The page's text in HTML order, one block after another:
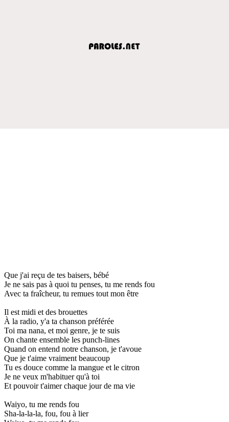
Que j'ai reçu de tes baisers, bébé
Je ne sais pas à quoi tu penses, tu me rends fou
Avec ta fraîcheur, tu remues tout mon être
Il est midi et des brouettes
À la radio, y'a ta chanson préférée
Toi ma nana, et moi genre, je te suis
On chante ensemble les punch-lines
Quand on entend notre chanson, je t'avoue
Que je t'aime vraiment beaucoup
Tu es douce comme la mangue et le citron
Je ne veux m'habituer qu'à toi
Et pouvoir t'aimer chaque jour de ma vie
Waiyo, tu me rends fou
Sha-la-la-la, fou, fou à lier